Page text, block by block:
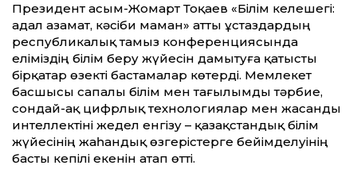
Президент Қасым-Жомарт Тоқаев «Білім келешегі:
адал азамат, кәсіби маман» атты ұстаздардың
республикалық тамыз конференциясында
еліміздің білім беру жүйесін дамытуға қатысты
бірқатар өзекті бастамалар көтерді. Мемлекет
басшысы сапалы білім мен тағылымды тәрбие,
сондай-ақ цифрлық технологиялар мен жасанды
интеллектіні жедел енгізу – қазақстандық білім
жүйесінің жаһандық өзгерістерге бейімделуінің
басты кепілі екенін атап өтті.